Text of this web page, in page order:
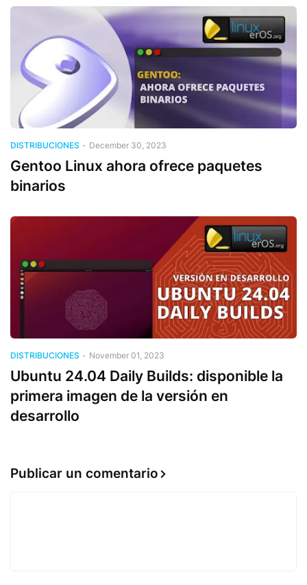
DISTRIBUCIONES - December 30, 2023
Gentoo Linux ahora ofrece paquetes
binarios
DISTRIBUCIONES - November 01, 2023
Ubuntu 24.04 Daily Builds: disponible la
primera imagen de la versión en
desarrollo
Publicar un comentario